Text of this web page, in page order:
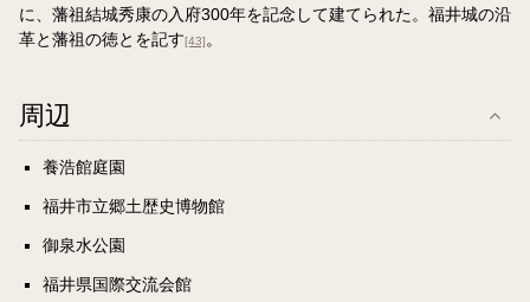
に、藩祖結城秀康の入府300年を記念して建てられた。福井城の沿
革と藩祖の徳とを記す[43] 。
周辺
養浩館庭園
福井市立郷土歴史博物館
御泉水公園
福井県国際交流会館